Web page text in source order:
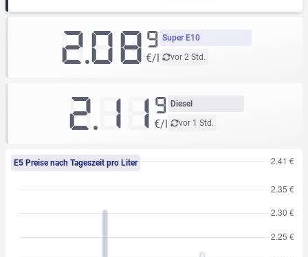
Super E10
vor 2 Std.
2.089
€/l
Diesel
vor 1 Std.
2.11 9
€/l
E5 Preise nach Tageszeit pro Liter